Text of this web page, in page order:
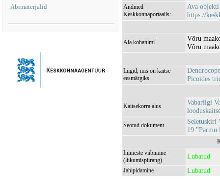
Abimaterjalid
Andmed
Keskkonnaportaalis:
Ava objekti
https://
Ala kohanimi
Võru
Võru
Liigid, mis on kaitse
eesmärgiks
Picoides
Kaitsekorra alus
Vabariigi
Seotud dokument
Seletuskiri
19 "Parmu
Inimeste viibimine
(liikumispiirang)
Lubatud
Jahipidamine Lubatud